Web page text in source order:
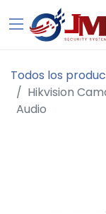
Todos los
Hikvision
Audio